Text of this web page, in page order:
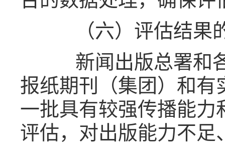
（六）评估结果
新闻出版总署和各
报纸期刊（集团）和
一批具有较强传播能
评估，对出版能力不